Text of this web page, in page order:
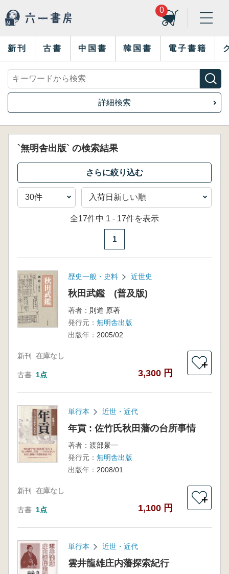
0
新刊 古書 中国書 韓国書 電子書籍
詳細検索
`無明舎出版` の検索結果
全17件中 1 - 17件を表示
1
歴史一般・史料 近世史
秋田武鑑 (普及版)
著者： 則道 原著
発行元： 無明舎出版
出版年： 2005/02
新刊 在庫なし
古書 1点 3,300 円
＋
単行本 近世・近代
年貢 : 佐竹氏秋田藩の台所事情
著者： 渡部景一
発行元： 無明舎出版
出版年： 2008/01
新刊 在庫なし
古書 1点 1,100 円
＋
単行本 近世・近代
雲井龍雄庄内藩探索紀行